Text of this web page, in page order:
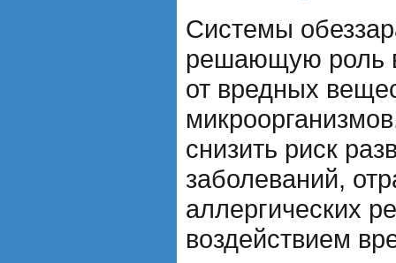
Системы
решающую роль
от вредных
снизить риск
заболеваний,
аллергических
воздействием